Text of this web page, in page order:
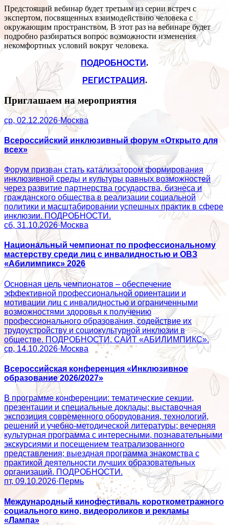
Предстоящий вебинар будет третьим из серии встреч с
экспертом, посвященных взаимодействию человека с
окружающим пространством. В этот раз на вебинаре будет
подробно разбираться вопрос возможности изменения
некомфортных условий вокруг человека.
ПОДРОБНОСТИ.
РЕГИСТРАЦИЯ.
Приглашаем на мероприятия
ср, 02.12.2026·Москва
Всероссийский инклюзивный форум «Открыто для
всех»
Форум призван стать катализатором формирования
инклюзивной среды и культуры равных возможностей
через развитие партнерства государства, бизнеса и
гражданского общества в реализации социальной
политики и масштабировании успешных практик в сфере
инклюзии. ПОДРОБНОСТИ.
сб, 31.10.2026·Москва
Национальный чемпионат по профессиональному
мастерству среди лиц с инвалидностью и ОВЗ
«Абилимпикс» 2026
Основная цель чемпионатов – обеспечение
эффективной профессиональной ориентации и
мотивации лиц с инвалидностью и ограниченными
возможностями здоровья к получению
профессионального образования, содействие их
трудоустройству и социокультурной инклюзии в
обществе. ПОДРОБНОСТИ. САЙТ «АБИЛИМПИКС».
ср, 14.10.2026·Москва
Всероссийская конференция «Инклюзивное
образование 2026/2027»
В программе конференции: тематические секции,
презентации и специальные доклады; выставочная
экспозиция современного оборудования, технологий,
решений и учебно-методической литературы; вечерняя
культурная программа с интересными, познавательными
экскурсиями и посещением театрализованного
представления; выездная программа знакомства с
практикой деятельности лучших образовательных
организаций. ПОДРОБНОСТИ.
пт, 09.10.2026·Пермь
Международный кинофестиваль короткометражного
социального кино, видеороликов и рекламы
«Лампа»